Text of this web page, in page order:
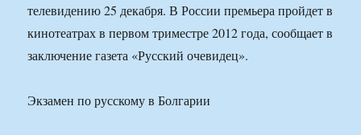
телевидению 25 декабря. В России премьера пройдет в
кинотеатрах в первом триместре 2012 года, сообщает в
заключение газета «Русский очевидец».
Экзамен по русскому в Болгарии